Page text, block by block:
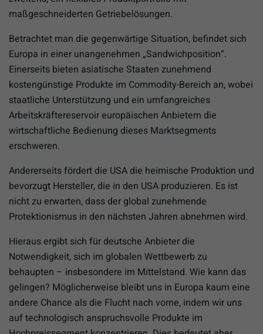
maßgeschneiderten Getriebelösungen.
Betrachtet man die gegenwärtige Situation, befindet sich
Europa in einer unangenehmen „Sandwichposition“.
Einerseits bieten asiatische Staaten zunehmend
kostengünstige Produkte im Commodity-Bereich an, wobei
staatliche Unterstützung und ein umfangreiches
Arbeitskräftereservoir europäischen Anbietern die
wirtschaftliche Bedienung dieses Marktsegments
erschweren.
Andererseits fördert die USA die heimische Produktion und
bevorzugt Hersteller, die in den USA produzieren. Es ist
nicht zu erwarten, dass der global zunehmende
Protektionismus in den nächsten Jahren abnehmen wird.
Hieraus ergibt sich für deutsche Anbieter die
Notwendigkeit, sich im globalen Wettbewerb zu
behaupten – insbesondere im Mittelstand. Wie kann das
gelingen? Möglicherweise bleibt uns in Europa kaum eine
andere Chance als die Flucht nach vorne, indem wir uns
auf technologisch anspruchsvolle Produkte im